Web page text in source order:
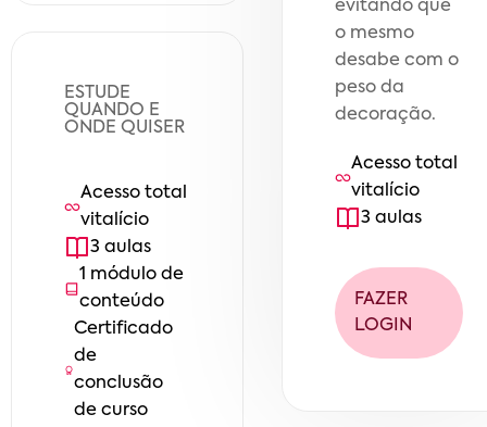
ESTUDE
QUANDO E
ONDE QUISER
Acesso total
vitalício
3 aulas
1 módulode
conteúdo
Certificado
de
conclusão
de curso
evitando que
o mesmo
desabe com o
peso da
decoração.
Acesso total
vitalício
3 aulas
FAZER
LOGIN